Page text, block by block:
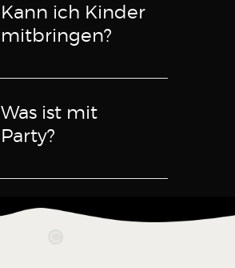
Kann ich Kinder
mitbringen?
Was ist mit
Party?